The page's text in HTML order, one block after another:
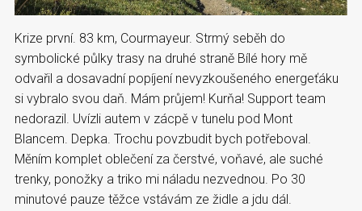
Krize první. 83 km, Courmayeur. Strmý seběh do
symbolické půlky trasy na druhé straně Bílé hory mě
odvařil a dosavadní popíjení nevyzkoušeného energeťáku
si vybralo svou daň. Mám průjem! Kurňa! Support team
nedorazil. Uvízli autem v zácpě v tunelu pod Mont
Blancem. Depka. Trochu povzbudit bych potřeboval.
Měním komplet oblečení za čerstvé, voňavé, ale suché
trenky, ponožky a triko mi náladu nezvednou. Po 30
minutové pauze těžce vstávám ze židle a jdu dál.